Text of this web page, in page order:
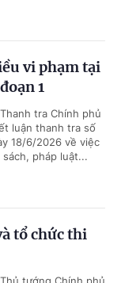
vi phạm tại
1
tra Chính phủ
luận thanh tra số
18/6/2026 về việc
pháp luật...
tổ chức thi